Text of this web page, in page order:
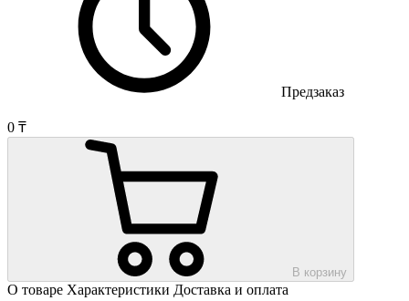
Предзаказ
0 ₸
В корзину
О товаре Характеристики Доставка и оплата